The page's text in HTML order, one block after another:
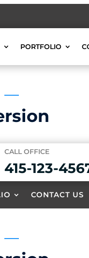
PORTFOLIO
CALL OFFICE
415-123-
CONTACT US